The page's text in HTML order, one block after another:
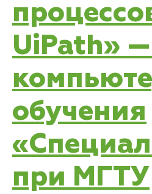
UiPath»
обучения
при МГТУ